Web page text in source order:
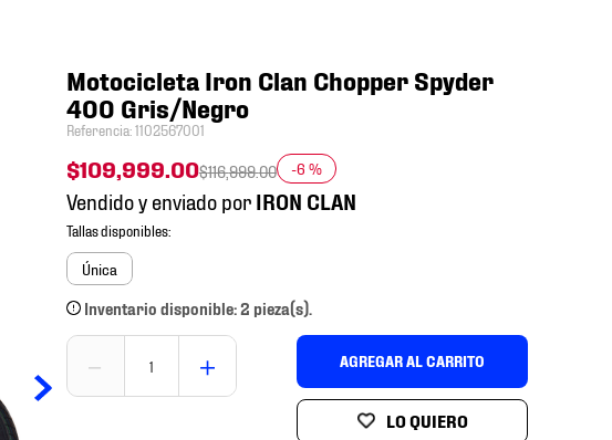
Motocicleta Iron Clan Chopper Spyder
400 Gris/Negro
Referencia:1102567001
$109,999.00$116,999.00 -6 %
Vendido y enviado por
Única
Inventario disponible: 2 pieza(s).
＋
－ AGREGAR AL CARRITO